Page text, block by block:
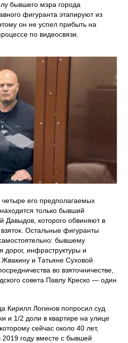
бывшего мэра города
фигуранта этапируют из
он не успел прибыть на
по видеосвязи.
четыре его предполагаемых
только бывший
Давыдов, которого обвиняют в
Остальные фигуранты
бывшему
дорог, инфраструктуры и
Жвакину и Татьяне Суховой
во взяточничестве,
совета Павлу Креско — один
Кирилл Логинов попросил суд
и 1/2 доли в квартире на улице
сейчас около 40 лет,
2019 году вместе с бывшей